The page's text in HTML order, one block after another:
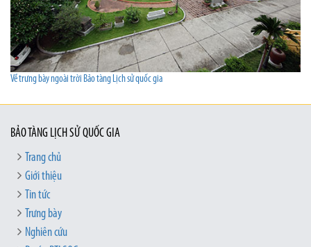
Về trưng bày ngoài trời Bảo tàng Lịch sử quốc gia
BẢO TÀNG LỊCH SỬ QUỐC GIA
Trang chủ
Giới thiệu
Tin tức
Trưng bày
Nghiên cứu